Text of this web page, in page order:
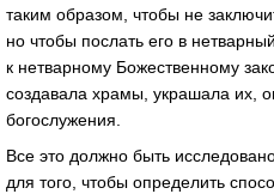
таким образом, чтобы не
но чтобы послать его в
к нетварному Божественному
создавала храмы, украшала их,
богослужения.
Все это должно быть
для того, чтобы определить